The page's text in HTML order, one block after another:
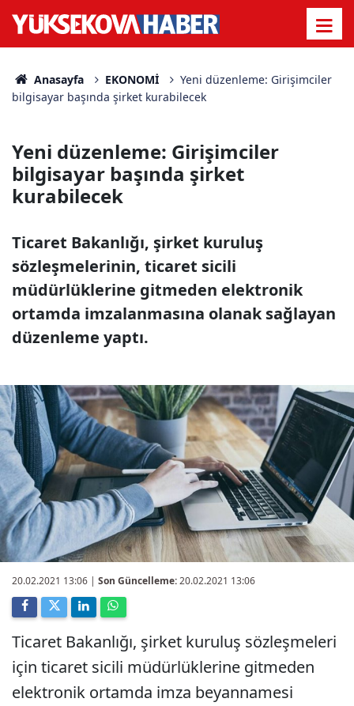
Anasayfa EKONOMİ
Yeni düzenleme: Girişimciler
bilgisayar başında şirket kurabilecek
Yeni düzenleme: Girişimciler
bilgisayar başında şirket
kurabilecek
Ticaret Bakanlığı, şirket kuruluş
sözleşmelerinin, ticaret sicili
müdürlüklerine gitmeden elektronik
ortamda imzalanmasına olanak sağlayan
düzenleme yaptı.
20.02.2021 13:06 | Son Güncelleme:20.02.2021 13:06
Ticaret Bakanlığı, şirket kuruluş sözleşmeleri
için ticaret sicili müdürlüklerine gitmeden
elektronik ortamda imza beyannamesi